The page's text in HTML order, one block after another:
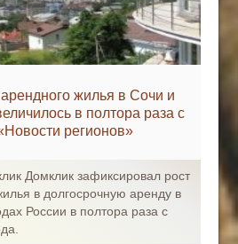
жилья в Сочи и
в полтора раза с
регионов»
Домклик зафиксировал рост
в долгосрочную аренду в
России в полтора раза с